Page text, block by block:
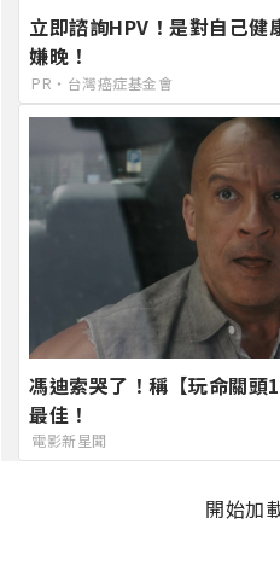
立即諮詢HPV！是對自己健
嫌晚！
PR・台灣癌症基金會
馮迪索哭了！稱【玩命關頭
最佳！
電影新星聞
開始加